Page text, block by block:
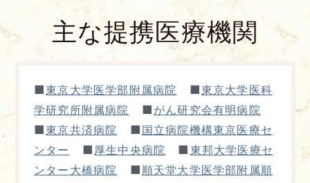
主な提携医療機関
■東京大学医学部附属病院 ■東京大学医科
学研究所附属病院
■ がん研究会有明病院
■東京共済病院 ■ 国立病院機構東京医療セ
ンター
■ 厚生中央病院 ■ 東邦大学医療セ
ンター大橋病院
■ 順天堂大学医学部附属順